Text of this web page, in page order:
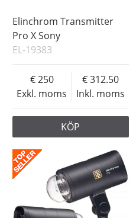
Elinchrom Transmitter
Pro X Sony
EL-19383
Exkl. moms
250
Inkl. moms
312.50
KÖP